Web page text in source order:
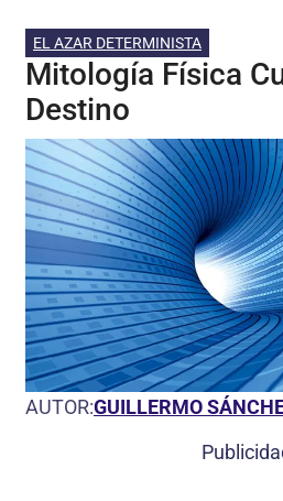
EL AZAR DETERMINISTA
Mitología Física
Destino
AUTOR:GUILLERMO